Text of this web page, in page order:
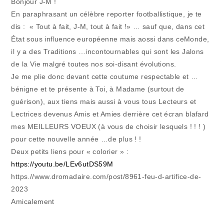
En paraphrasant un célèbre reporter footballistique, je te
dis : « Tout à fait, J-M, tout à fait !» … sauf que, dans cet
État sous influence européenne mais aossi dans ceMonde,
il y a des Traditions …incontournables qui sont les Jalons
de la Vie malgré toutes nos soi-disant évolutions.
Je me plie donc devant cette coutume respectable et …
bénigne et te présente à Toi, à Madame (surtout de
guérison), aux tiens mais aussi à vous tous Lecteurs et
Lectrices devenus Amis et Amies derrière cet écran blafard
mes MEILLEURS VOEUX (à vous de choisir lesquels ! ! ! )
pour cette nouvelle année …de plus ! !
Deux petits liens pour « colorier » :
https://youtu.be/LEv6utDS59M
https.//www.dromadaire.com/post/8961-feu-d-artifice-de-
2023
Amicalement